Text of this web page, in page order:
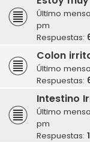
Último
pm
Respuestas:
Colon
Último
Respuestas:
Intestino
Último
pm
Respuestas: